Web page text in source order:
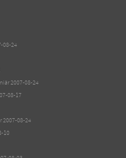
08-24
2007-08-24
08-17
2007-08-24
10